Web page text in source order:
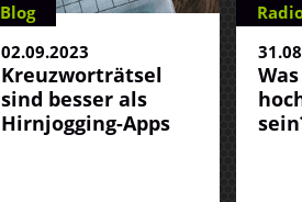
Blog
02.09.2023
Kreuzworträtsel
sind besser als
Hirnjogging-Apps